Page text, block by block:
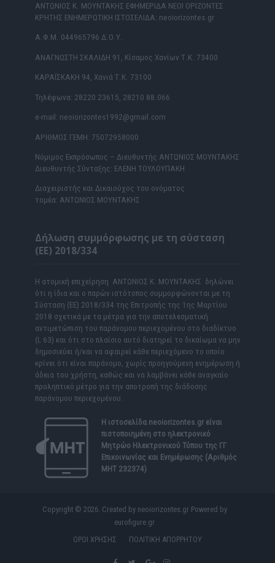
ΑΝΤΩΝΙΟΣ Κ. ΜΟΥΝΤΑΚΗΣ ΕΦΗΜΕΡΙΔΑ ΝΕΟΙ ΟΡΙΖΟΝΤΕΣ
ΚΡΗΤΗΣ ΕΝΗΜΕΡΩΤΙΚΗ ΙΣΤΟΣΕΛΙΔΑ: neoiorizontes.gr
Α.Φ.Μ. 044965796 Δ.Ο.Υ.
ΑΝΑΓΝΩΣΤΗ ΣΚΑΛΙΔΗ 91, Κίσαμος Χανίων Τ.Κ. 73400
ΚΑΡΑΪΣΚΑΚΗ 94, Χανιά Τ.Κ. 73100
Τηλέφωνα: 28220 23615, 28210 88.066
e-mail: neoiorizontes1992@gmail.com
ΑΡΙΘΜΟΣ ΓΕΜΗ: 75072958000
Νόμιμος Εκπρόσωπος – Διευθυντής ΑΝΤΩΝΙΟΣ ΜΟΥΝΤΑΚΗΣ
Διευθυντής Σύνταξης: ΕΛΕΝΗ ΤΟΥΛΟΥΠΑΚΗ
Διαχειριστής και Δικαιούχος του ονόματος
τομέα: ΑΝΤΩΝΙΟΣ ΜΟΥΝΤΑΚΗΣ
Δήλωση συμμόρφωσης με τη σύσταση
(ΕΕ) 2018/334
Η ατομική επιχείρηση ΑΝΤΩΝΙΟΣ Κ. ΜΟΥΝΤΑΚΗΣ δηλώνει
ότι η ίδια και ο παρών ιστότοπος συμμορφώνονται με τη
Σύσταση (ΕΕ) 2018/334 της Επιτροπής της 1ης Μαρτίου
2018 σχετικά με τα μέτρα για την αποτελεσματική
αντιμετώπιση του παράνομου περιεχομένου στο διαδίκτυο
(L 63) και ότι στο πλαίσιο αυτό διατηρεί το δικαίωμα να μην
δημοσιεύει ή/και να αφαιρεί κάθε περιεχόμενο το οποίο
κρίνει ότι είναι παράνομο, χωρίς προηγούμενη ενημέρωση ή
άδεια του χρήστη, καθώς και να λαμβάνει κάθε αναγκαίο
προληπτικό μέτρο για την αποτροπή της διάδοσης
παράνομου περιεχομένου.
Η ιστοσελίδα neoiorizontes.grείναι
πιστοποιημένη στο ηλεκτρονικό
Μητρώο Ηλεκτρονικού Τύπου της ΓΓ
Επικοινωνίας και Ενημέρωσης (Αριθμός
ΜΗΤ 232374)
Copyright © 2026. Created by neoiorizontes.gr Powered by
eurofigure.gr
ΟΡΟΙ ΧΡΗΣΗΣ
ΠΟΛΙΤΙΚΗ ΑΠΟΡΡΗΤΟΥ